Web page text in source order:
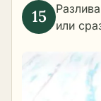
или